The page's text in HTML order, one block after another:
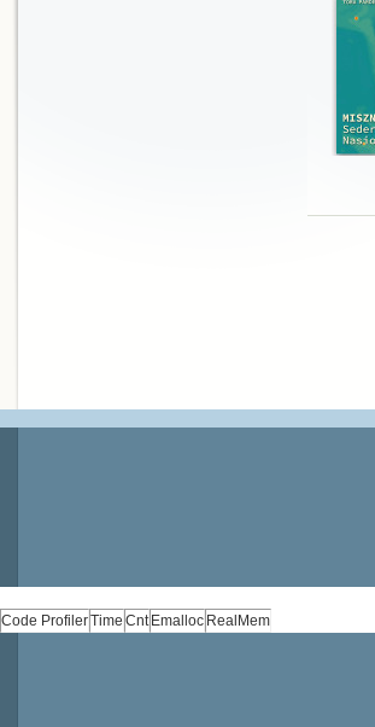
Code ProfilerTime Cnt Emalloc RealMem